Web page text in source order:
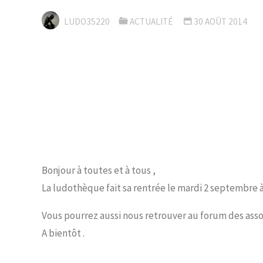
LUDO35220 ACTUALITÉ 30 AOÛT 2014
Bonjour à toutes et à tous ,
La ludothèque fait sa rentrée le mardi 2 septembre
Vous pourrez aussi nous retrouver au forum des
A bientôt .